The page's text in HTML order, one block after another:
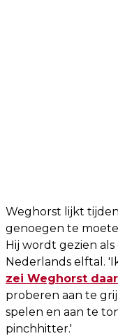
Weghorst lijkt
genoegen te
Hij wordt gezien
Nederlands elftal.
zei Weghorst
proberen aan te
spelen en aan te
pinchhitter.'